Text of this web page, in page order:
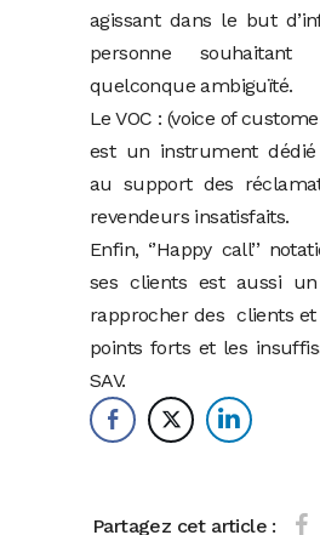
agissant dans le but
personne
quelconque ambiguïté.
Le VOC : (voice of
est un instrument dédié
au support des
revendeurs insatisfaits.
Enfin, ‘’Happy call’’
ses clients est aussi
rapprocher des clients
points forts et les
SAV.
Partagez cet article :